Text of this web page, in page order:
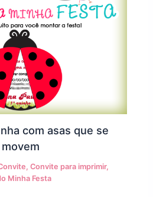
com asas que se
movem
,Convite para imprimir,
Minha Festa